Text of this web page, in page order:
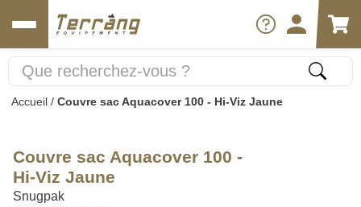
Accueil / Couvre sac Aquacover 100 - Hi-Viz Jaune
Couvre sac Aquacover 100 -
Hi-Viz Jaune
Snugpak